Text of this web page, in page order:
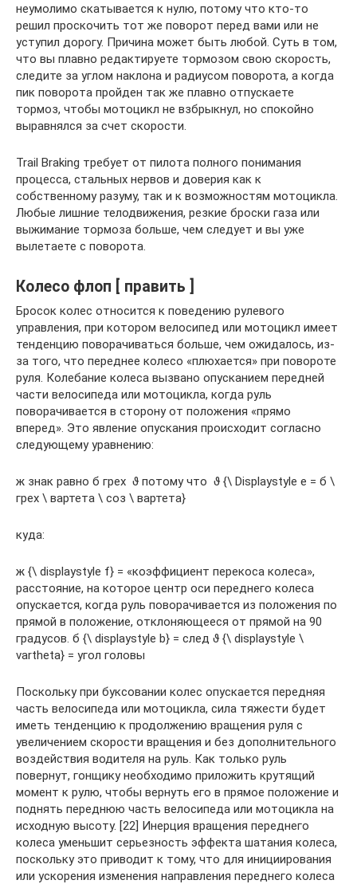
неумолимо скатывается к нулю, потому что кто-то
решил проскочить тот же поворот перед вами или не
уступил дорогу. Причина может быть любой. Суть в том,
что вы плавно редактируете тормозом свою скорость,
следите за углом наклона и радиусом поворота, а когда
пик поворота пройден так же плавно отпускаете
тормоз, чтобы мотоцикл не взбрыкнул, но спокойно
выравнялся за счет скорости.
Trail Braking требует от пилота полного понимания
процесса, стальных нервов и доверия как к
собственному разуму, так и к возможностям мотоцикла.
Любые лишние телодвижения, резкие броски газа или
выжимание тормоза больше, чем следует и вы уже
вылетаете с поворота.
Колесо флоп [ править ]
Бросок колес относится к поведению рулевого
управления, при котором велосипед или мотоцикл имеет
тенденцию поворачиваться больше, чем ожидалось, из-
за того, что переднее колесо «плюхается» при повороте
руля. Колебание колеса вызвано опусканием передней
части велосипеда или мотоцикла, когда руль
поворачивается в сторону от положения «прямо
вперед». Это явление опускания происходит согласно
следующему уравнению:
ж знак равно б грех ⁡ ϑ потому что ⁡ ϑ {\ Displaystyle е = б \
грех \ вартета \ соз \ вартета}
куда:
ж {\ displaystyle f} = «коэффициент перекоса колеса»,
расстояние, на которое центр оси переднего колеса
опускается, когда руль поворачивается из положения по
прямой в положение, отклоняющееся от прямой на 90
градусов. б {\ displaystyle b} = след ϑ {\ displaystyle \
vartheta} = угол головы
Поскольку при буксовании колес опускается передняя
часть велосипеда или мотоцикла, сила тяжести будет
иметь тенденцию к продолжению вращения руля с
увеличением скорости вращения и без дополнительного
воздействия водителя на руль. Как только руль
повернут, гонщику необходимо приложить крутящий
момент к рулю, чтобы вернуть его в прямое положение и
поднять переднюю часть велосипеда или мотоцикла на
исходную высоту. [22] Инерция вращения переднего
колеса уменьшит серьезность эффекта шатания колеса,
поскольку это приводит к тому, что для инициирования
или ускорения изменения направления переднего колеса